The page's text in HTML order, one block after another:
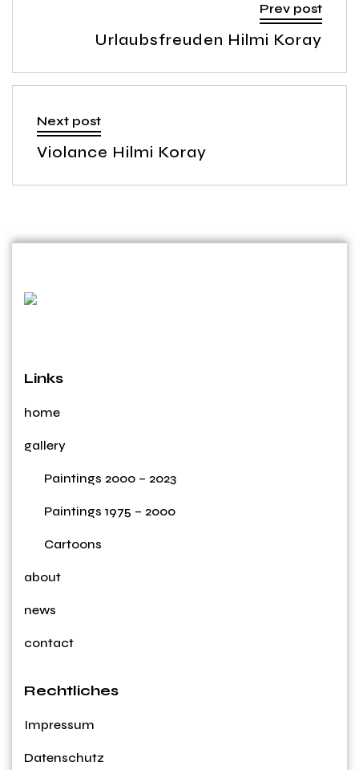
Prev post
Urlaubsfreuden Hilmi Koray
Next post
Violance Hilmi Koray
Links
home
gallery
Paintings 2000 – 2023
Paintings 1975 – 2000
Cartoons
about
news
contact
Rechtliches
Impressum
Datenschutz